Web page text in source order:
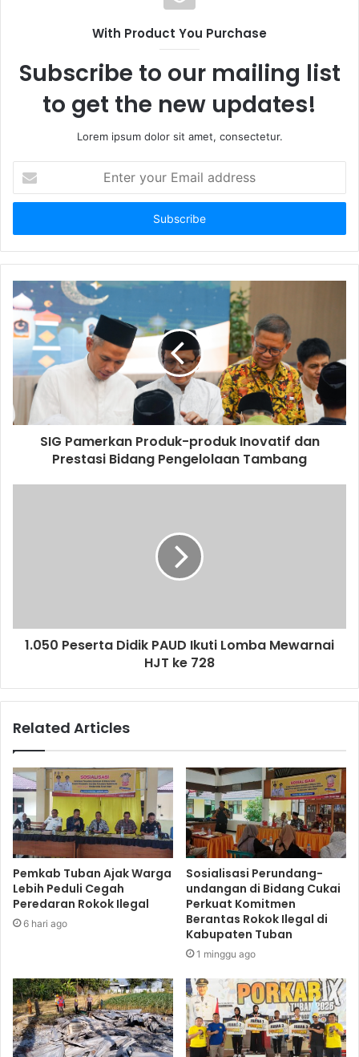
With Product You Purchase
Subscribe to our mailing list
to get the new updates!
Lorem ipsum dolor sit amet, consectetur.
t
r
y
r
E
m
a
a
d
SIG Pamerkan Produk-produk Inovatif dan
Prestasi Bidang Pengelolaan Tambang
1.050 Peserta Didik PAUD Ikuti Lomba Mewarnai
HJT ke 728
Related Articles
Pemkab Tuban Ajak Warga
Lebih Peduli Cegah
Peredaran Rokok Ilegal
6 hari ago
Sosialisasi Perundang-
undangan di Bidang Cukai
Perkuat Komitmen
Berantas Rokok Ilegal di
Kabupaten Tuban
1 minggu ago